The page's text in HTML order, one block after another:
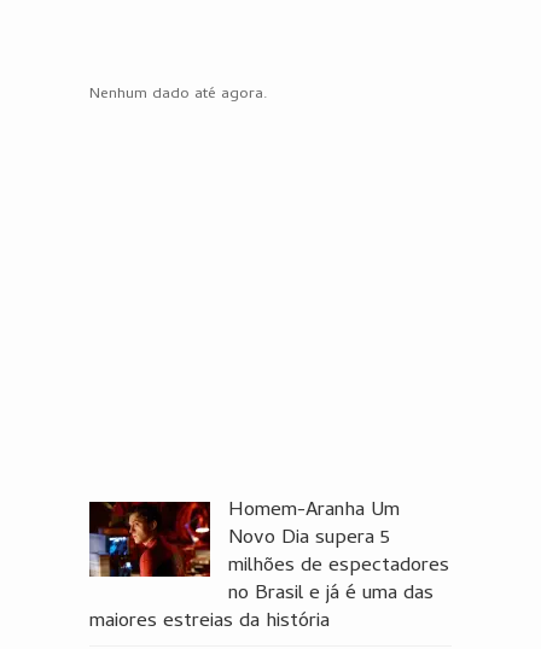
Nenhum dado até agora.
Homem-Aranha Um
Novo Dia supera 5
milhões de espectadores
no Brasil e já é uma das
maiores estreias da história